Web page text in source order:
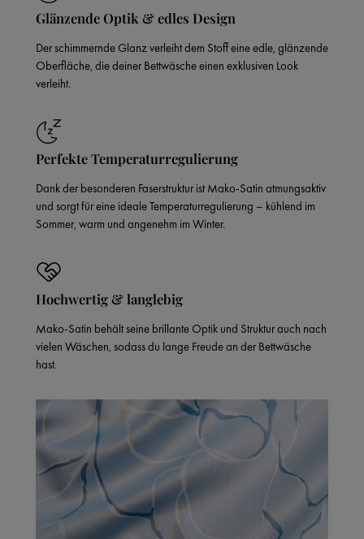
Glänzende Optik & edles Design
Der schimmernde Glanz verleiht dem Stoff eine edle, glänzende
Oberfläche, die deiner Bettwäsche einen exklusiven Look
verleiht.
Perfekte Temperaturregulierung
Dank der besonderen Faserstruktur ist Mako-Satin atmungsaktiv
und sorgt für eine ideale Temperaturregulierung – kühlend im
Sommer, warm und angenehm im Winter.
Hochwertig & langlebig
Mako-Satin behält seine brillante Optik und Struktur auch nach
vielen Wäschen, sodass du lange Freude an der Bettwäsche
hast.